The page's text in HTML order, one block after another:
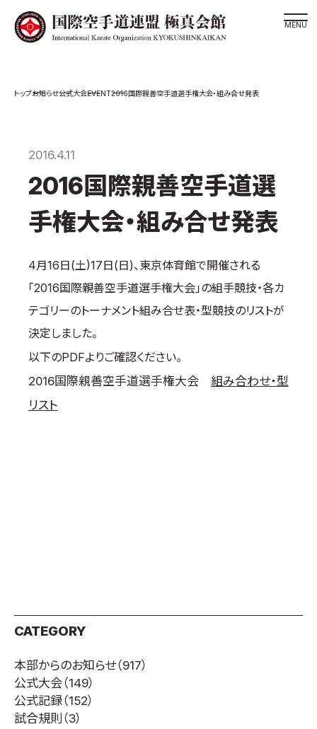
大山倍達総裁 紹介
松井章奎館長 紹介
極真の歴史
極真会館の概要
役員紹介
各委員会紹介
お知らせ
本部からのお知らせ
よくある質問
お知らせ公式大会EVENT2016国際親善空手道選手権大会・組み合せ発表
2016.4.11
2016国際親善空手道選
手権大会・組み合せ発表
4月16日(土)17日(日)、東京体育館で開催される
「2016国際親善空手道選手権大会」の組手競技・各カ
テゴリーのトーナメント組み合せ表・型競技のリストが
決定しました。
以下のPDFよりご確認ください。
2016国際親善空手道選手権大会 組み合わせ・型
リスト
CATEGORY
本部からのお知らせ（917）
公式大会（149）
公式記録（152）
試合規則 （3）